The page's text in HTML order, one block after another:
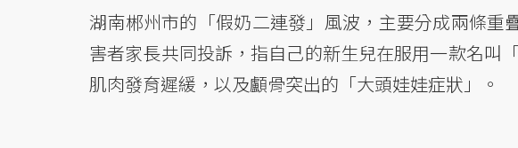
湖南郴州市的「假奶二連發」風波，主要分成兩條
害者家長共同投訴，指自己的新生兒在服用一款名叫
肌肉發育遲緩，以及顱骨突出的「大頭娃娃症狀」。